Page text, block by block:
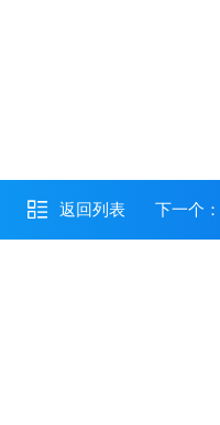
返回列表 下一个：